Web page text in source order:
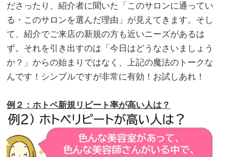
ださったり、紹介者に聞いた「このサロンに通ってい
る・このサロンを選んだ理由」が見えてきます。そし
て、紹介でご来店の新規の方も近いニーズがあるは
ず。それを引き出すのは「今日はどうなさいましょう
か？」からの始まりではなく、上記の魔法のトークな
んです！シンプルですが非常に有効！お試しあれ！
例２：ホトペ新規リピート率が高い人は？